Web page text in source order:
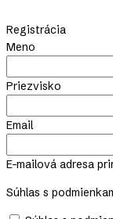
Registrácia
Meno
Priezvisko
Email
E-mailová adresa
Súhlas s